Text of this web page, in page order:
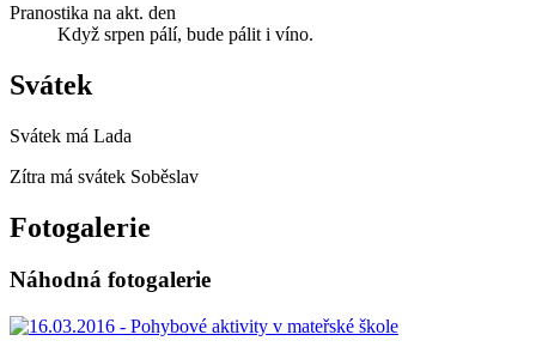
Pranostika na akt. den
Když srpen pálí, bude pálit i víno.
Svátek
Svátek má Lada
Zítra má svátek Soběslav
Fotogalerie
Náhodná fotogalerie